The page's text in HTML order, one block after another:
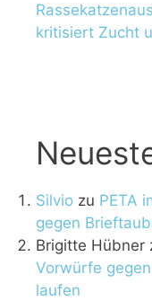
kritisiert Zucht
Silvio zu PETA
gegen
Brigitte Hübner
Vorwürfe
laufen